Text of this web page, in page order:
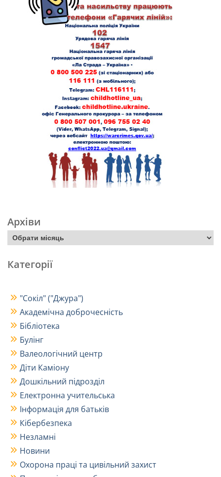
Архіви
Категорії
"Сокіл" ("Джура")
Академічна доброчесність
Бібліотека
Булінг
Валеологічний центр
Діти Каміону
Дошкільний підрозділ
Електронна учительська
Інформація для батьків
Кібербезпека
Незламні
Новини
Охорона праці та цивільний захист